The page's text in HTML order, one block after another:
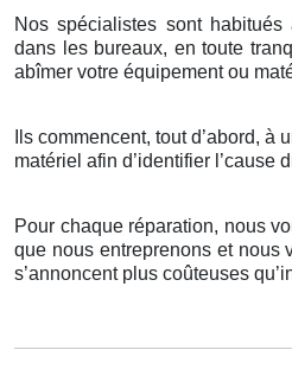
Nos spécialistes sont
dans les bureaux, en toute
abîmer votre équipement ou
Ils commencent, tout d’abord, à
matériel afin d’identifier l’cause
Pour chaque réparation, nous
que nous entreprenons et nous
s’annoncent plus coûteuses